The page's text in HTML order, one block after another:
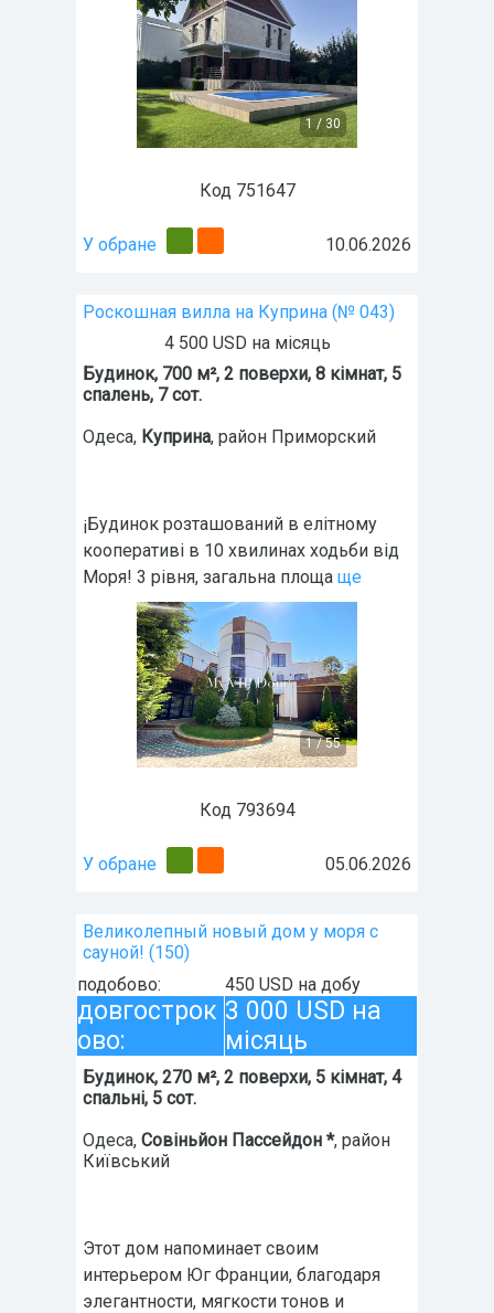
1 /30
Код 751647
У обране 10.06.2026
Роскошная вилла на Куприна (№ 043)
4 500 USD на місяць
Будинок, 700 м², 2 поверхи, 8 кімнат, 5
спалень, 7 сот.
Одеса, Куприна, район Приморский
¡Будинок розташований в елітному
кооперативі в 10 хвилинах ходьби від
Моря! 3 рівня, загальна площа ще
1/55
Код 793694
У обране 05.06.2026
Великолепный новый дом у моря с
сауной! (150)
подобово:
450 USD на добу
довгострок
ово:
3 000 USD на
місяць
Будинок, 270 м², 2 поверхи, 5 кімнат, 4
спальні, 5 сот.
Одеса, Совіньйон Пассейдон *, район
Київський
Этот дом напоминает своим
интерьером Юг Франции, благодаря
элегантности, мягкости тонов и